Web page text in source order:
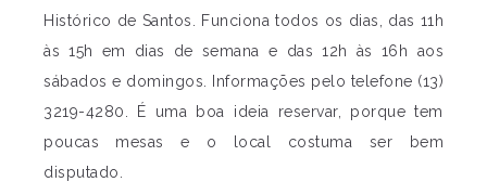
Histórico de Santos. Funciona todos os dias, das 11h
às 15h em dias de semana e das 12h às 16h aos
sábados e domingos. Informações pelo telefone (13)
3219-4280. É uma boa ideia reservar, porque tem
poucas mesas e o local costuma ser bem
disputado.